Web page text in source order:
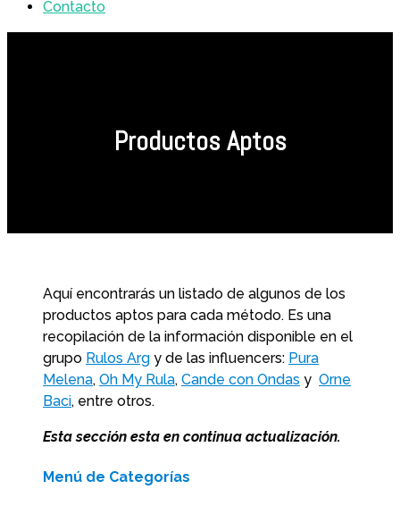
Contacto
Productos Aptos
Aquí encontrarás un listado de algunos de los
productos aptos para cada método. Es una
recopilación de la información disponible en el
grupo Rulos Arg y de las influencers: Pura
Melena, Oh My Rula, Cande con Ondas y Orne
Baci, entre otros.
Esta sección esta en continua actualización.
Menú de Categorías